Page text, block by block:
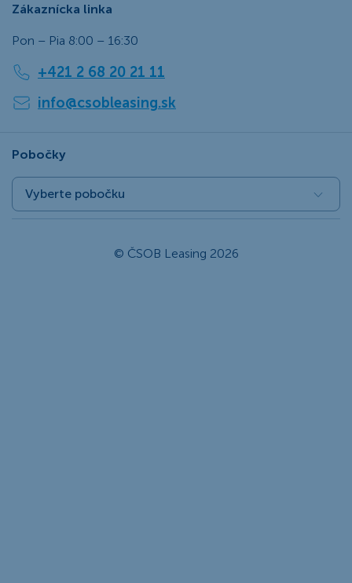
Zákaznícka linka
Pon – Pia 8:00 – 16:30
+421 2 68 20 21 11
info@csobleasing.sk
Pobočky
Vyberte pobočku
© ČSOB Leasing 2026